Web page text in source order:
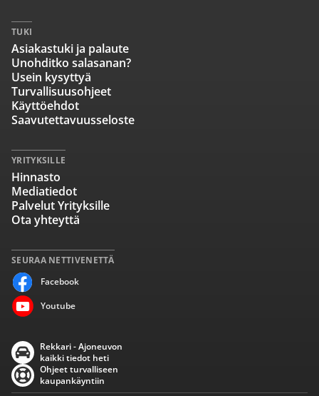
SEURAA NETTIVENETTÄ
Facebook
Youtube
TUKI
Asiakastuki ja palaute
Unohditko salasanan?
Usein kysyttyä
Turvallisuusohjeet
Käyttöehdot
Saavutettavuusseloste
YRITYKSILLE
Hinnasto
Mediatiedot
Palvelut Yrityksille
Ota yhteyttä
Rekkari - Ajoneuvon
kaikki tiedot heti
Ohjeet turvalliseen
kaupankäyntiin